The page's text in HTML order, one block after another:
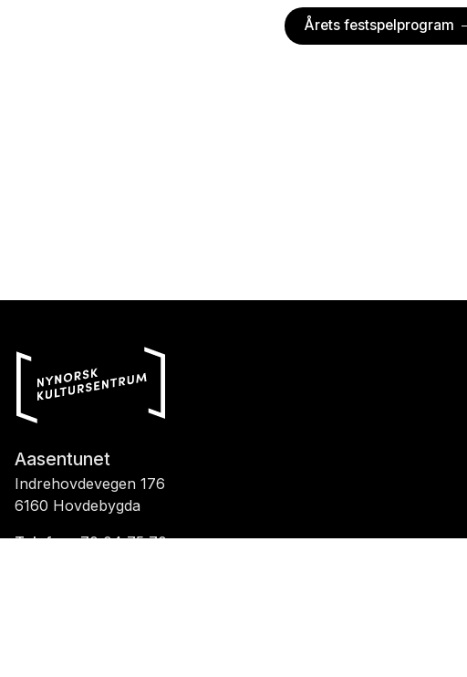
Årets festspelprogram
Aasentunet
Indrehovdevegen 176
6160 Hovdebygda
Telefon::70 04 75 70